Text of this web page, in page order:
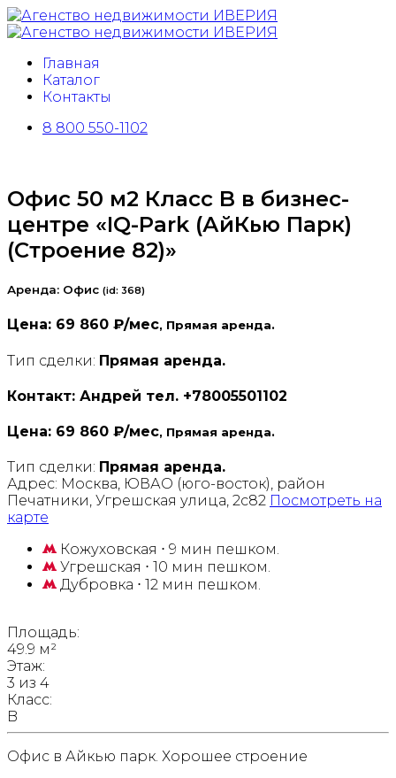
Главная
Каталог
Контакты
8 800 550-1102
Офис 50 м2 Класс B в бизнес-
центре «IQ-Park (АйКью Парк)
(Строение 82)»
Аренда: Офис (id: 368)
Цена: 69 860 ₽/мес, Прямая аренда.
Тип сделки: Прямая аренда.
Контакт: Андрей тел. +78005501102
Цена: 69 860 ₽/мес, Прямая аренда.
Тип сделки: Прямая аренда.
Адрес: Москва, ЮВАО (юго-восток), район
Печатники, Угрешская улица, 2с82 Посмотреть на
карте
Кожуховская ⋅ 9 мин пешком.
Угрешская ⋅ 10 мин пешком.
Дубровка ⋅ 12 мин пешком.
Площадь:
49.9 м²
Этаж:
3 из 4
Класс:
B
Офис в Айкью парк. Хорошее строение